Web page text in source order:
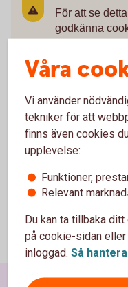
För att se
godkänna
Inställningar
Våra
Vi använder
tekniker för att
finns även cookies
upplevelse:
Funktioner,
Relevant
Du kan ta tillbaka
på cookie-sidan eller
inloggad. Så